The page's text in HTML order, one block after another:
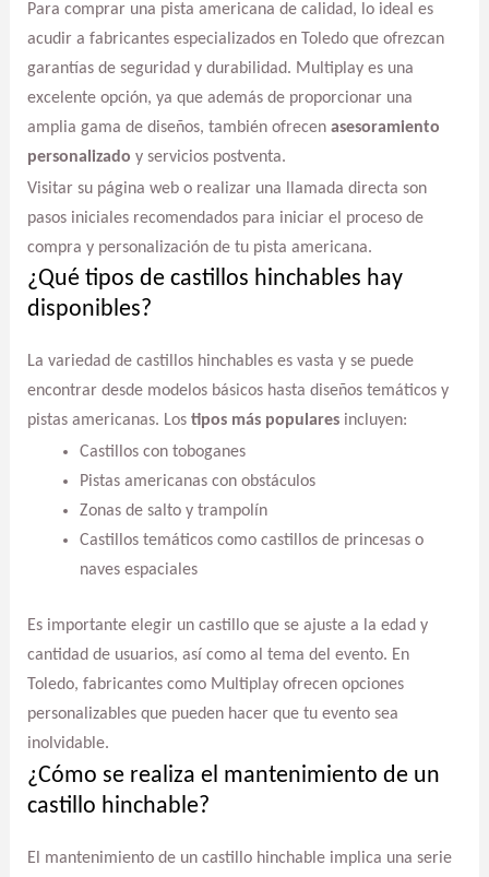
Para comprar una pista americana de calidad, lo ideal es
acudir a fabricantes especializados en Toledo que ofrezcan
garantías de seguridad y durabilidad. Multiplay es una
excelente opción, ya que además de proporcionar una
amplia gama de diseños, también ofrecen asesoramiento
personalizado y servicios postventa.
Visitar su página web o realizar una llamada directa son
pasos iniciales recomendados para iniciar el proceso de
compra y personalización de tu pista americana.
¿Qué tipos de castillos hinchables hay
disponibles?
La variedad de castillos hinchables es vasta y se puede
encontrar desde modelos básicos hasta diseños temáticos y
pistas americanas. Los tipos más popularesincluyen:
Castillos con toboganes
Pistas americanas con obstáculos
Zonas de salto y trampolín
Castillos temáticos como castillos de princesas o
naves espaciales
Es importante elegir un castillo que se ajuste a la edad y
cantidad de usuarios, así como al tema del evento. En
Toledo, fabricantes como Multiplay ofrecen opciones
personalizables que pueden hacer que tu evento sea
inolvidable.
¿Cómo se realiza el mantenimiento de un
castillo hinchable?
El mantenimiento de un castillo hinchable implica una serie